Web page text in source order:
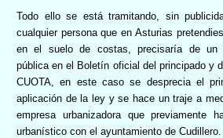
Todo ello se está tramitando, sin
cualquier persona que en Asturias
en el suelo de costas, precisaría de un
pública en el Boletín oficial del principado y
CUOTA, en este caso se desprecia el
aplicación de la ley y se hace un traje a
empresa urbanizadora que previamente
urbanístico con el ayuntamiento de Cudillero.